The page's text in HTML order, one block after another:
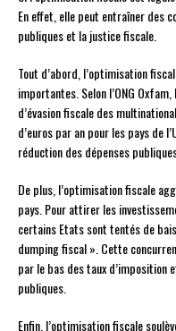
En effet, elle peut entraîner des
publiques et la justice fiscale.
Tout d’abord, l’optimisation
importantes. Selon l’ONG
d’évasion fiscale des
d’euros par an pour les pays de
réduction des dépenses
De plus, l’optimisation fiscale
pays. Pour attirer les
certains Etats sont tentés de
dumping fiscal ». Cette
par le bas des taux d’imposition
publiques.
Enfin, l’optimisation fiscale